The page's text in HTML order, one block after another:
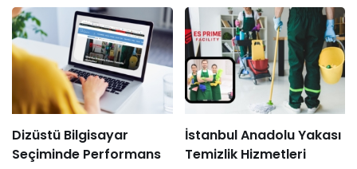
Dizüstü Bilgisayar
Seçiminde Performans
İstanbul Anadolu Yakası
Temizlik Hizmetleri